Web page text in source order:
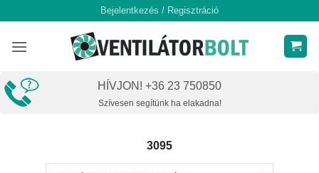
content
Bejelentkezés / Regisztráció
HÍVJON! +36 23 750850
Szívesen segítünk ha elakadna!
3095